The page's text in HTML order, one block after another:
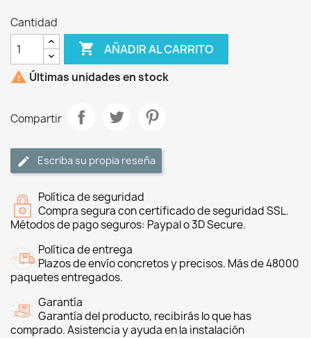
Cantidad
 AÑADIR AL CARRITO
 Últimas unidades en stock
Compartir
Escriba su propia reseña
Política de seguridad
Compra segura con certificado de seguridad SSL.
Métodos de pago seguros: Paypal o 3D Secure.
Política de entrega
Plazos de envío concretos y precisos. Más de 48000
paquetes entregados.
Garantía
Garantía del producto, recibirás lo que has
comprado. Asistencia y ayuda en la instalación